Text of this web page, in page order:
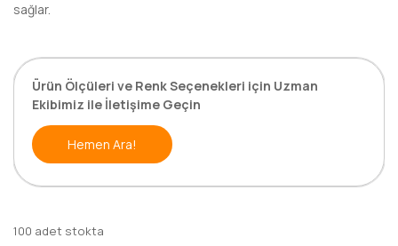
sağlar.
Ürün Ölçüleri ve Renk Seçenekleri için Uzman
Ekibimiz ile İletişime Geçin
Hemen Ara!
100 adet stokta